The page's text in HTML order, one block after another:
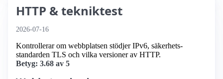
HTTP & tekniktest
2026-07-16
Kontrollerar om webbplatsen stödjer IPv6, säkerhets­
standarden TLS och vilka versioner av HTTP.
Betyg: 3.68 av 5